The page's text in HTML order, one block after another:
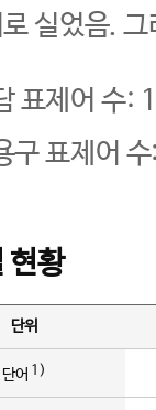
실었음.
표제어 수:
구 표제어
현황
단위
단어 1)